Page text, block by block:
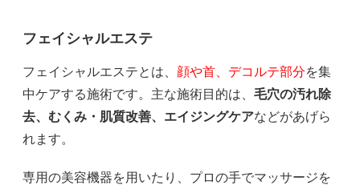
フェイシャルエステ
フェイシャルエステとは、 顔や首、デコルテ部分を集
中ケアする施術です。主な施術目的は、 毛穴の汚れ除
去、むくみ・肌質改善、エイジングケアなどがあげら
れます。
専用の美容機器を用いたり、プロの手でマッサージを